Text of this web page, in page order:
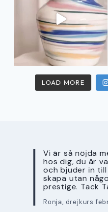
LOAD MORE
Vi är så nöjda
hos dig, du är
och bjuder in
skapa utan
prestige. Tack
Ronja, drejkurs